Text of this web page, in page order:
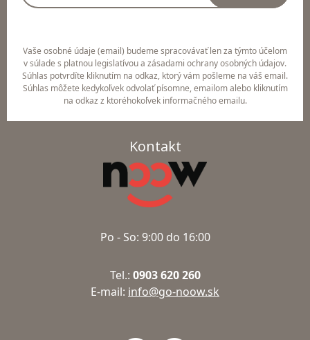
Vaše osobné údaje (email) budeme spracovávať len za týmto účelom
v súlade s platnou legislatívou a zásadami ochrany osobných údajov.
Súhlas potvrdíte kliknutím na odkaz, ktorý vám pošleme na váš email.
Súhlas môžete kedykoľvek odvolať písomne, emailom alebo kliknutím
na odkaz z ktoréhokoľvek informačného emailu.
Kontakt
Po - So: 9:00 do 16:00
Tel.: 0903 620 260
E-mail: info@go-noow.sk